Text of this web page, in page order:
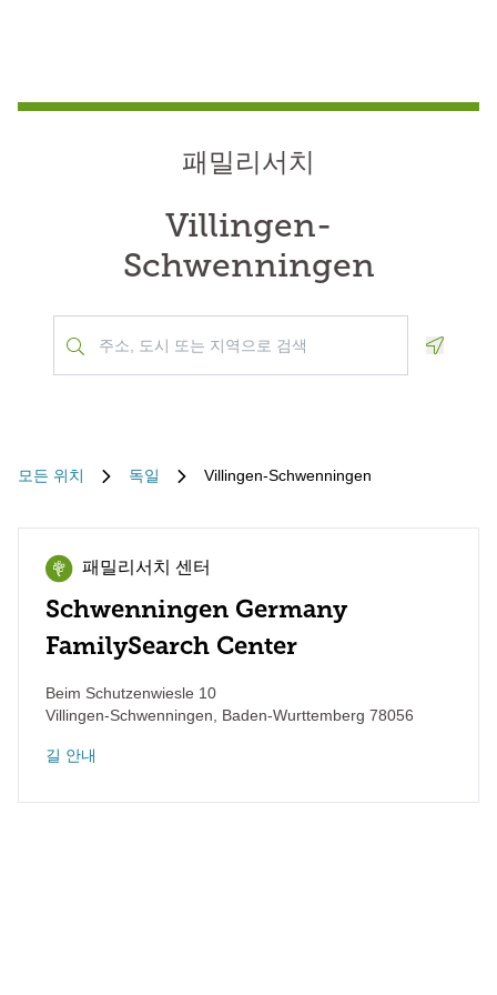
패밀리서치
Villingen-
Schwenningen
모든 위치 독일 Villingen-Schwenningen
패밀리서치 센터
Schwenningen Germany
FamilySearch Center
Beim Schutzenwiesle 10
Villingen-Schwenningen
Baden-Wurttemberg 78056
길 안내